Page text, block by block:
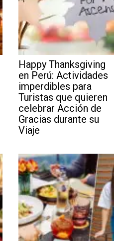
Happy Thanksgiving
en Perú: Actividades
imperdibles para
Turistas que quieren
celebrar Acción de
Gracias durante su
Viaje